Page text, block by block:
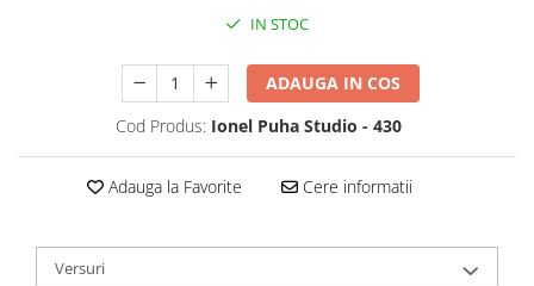
IN STOC
ADAUGA IN COS
Cod Produs: Ionel Puha Studio - 430
Adauga la Favorite Cere informatii
Versuri